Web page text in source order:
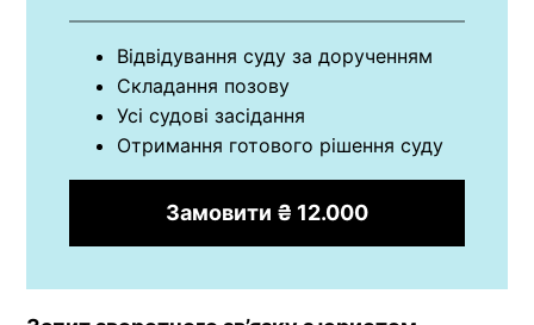
Відвідування суду за дорученням
Складання позову
Усі судові засідання
Отримання готового рішення суду
Замовити ₴ 12.000